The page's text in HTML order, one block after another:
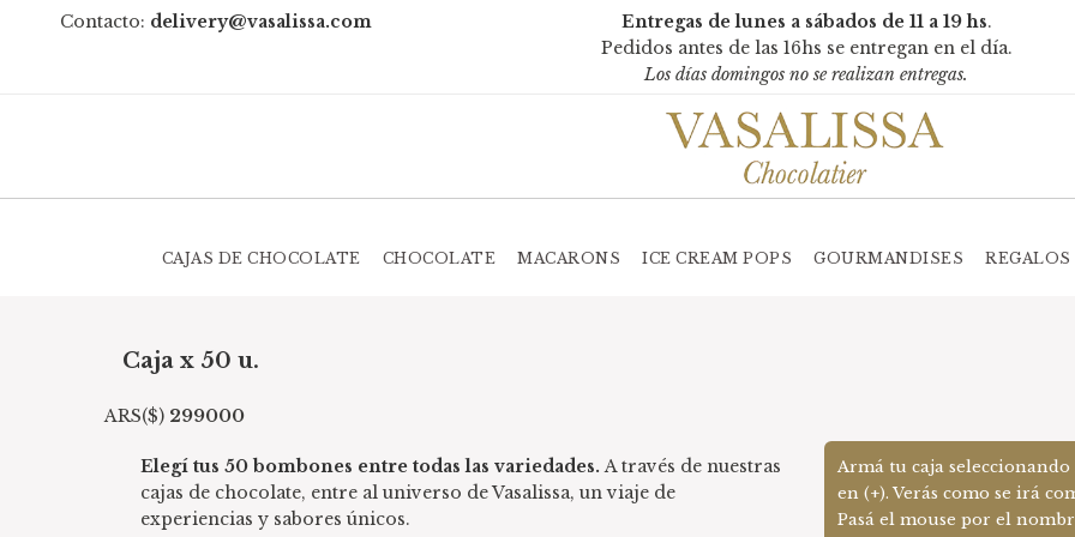
Contacto: delivery@vasalissa.com
a sábados de 11 a 19 hs.
Entregas de lunes a sábados de 11 a 19 hs.
Pedidos antes de las 16hs se entregan en el día.
Los días domingos no se realizan entregas.
CAJAS DE CHOCOLATE CHOCOLATE MACARONS ICE CREAM POPS GOURMANDISES REGALOS
Caja x 50 u.
ARS($) 299000
Elegí tus 50 bombones entre todas las variedades. A través de nuestras
cajas de chocolate, entre al universo de Vasalissa, un viaje de
experiencias y sabores únicos.
Armá tu caja
en (+). Verás como se irá
Pasá el mouse por el